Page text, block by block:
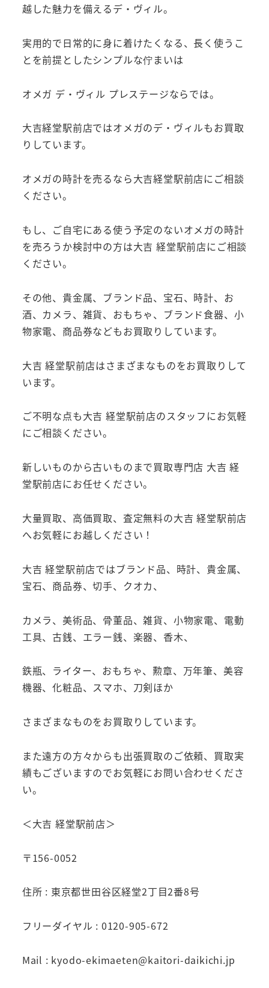
越した魅力を備えるデ・ヴィル。
実用的で日常的に身に着けたくなる、長く使うこ
とを前提としたシンプルな佇まいは
オメガ デ・ヴィル プレステージならでは。
大吉経堂駅前店ではオメガのデ・ヴィルもお買取
りしています。
オメガの時計を売るなら大吉経堂駅前店にご相談
ください。
もし、ご自宅にある使う予定のないオメガの時計
を売ろうか検討中の方は大吉 経堂駅前店にご相談
ください。
その他、貴金属、ブランド品、宝石、時計、お
酒、カメラ、雑貨、おもちゃ、ブランド食器、小
物家電、商品券などもお買取りしています。
大吉 経堂駅前店はさまざまなものをお買取りして
います。
ご不明な点も大吉 経堂駅前店のスタッフにお気軽
にご相談ください。
新しいものから古いものまで買取専門店 大吉 経
堂駅前店にお任せください。
大量買取、高価買取、査定無料の大吉 経堂駅前店
へお気軽にお越しください！
大吉 経堂駅前店ではブランド品、時計、貴金属、
宝石、商品券、切手、クオカ、
カメラ、美術品、骨董品、雑貨、小物家電、電動
工具、古銭、エラー銭、楽器、香木、
鉄瓶、ライター、おもちゃ、勲章、万年筆、美容
機器、化粧品、スマホ、刀剣ほか
さまざまなものをお買取りしています。
また遠方の方々からも出張買取のご依頼、買取実
績もございますのでお気軽にお問い合わせくださ
い。
＜大吉 経堂駅前店＞
〒156-0052
住所 : 東京都世田谷区経堂2丁目2番8号
フリーダイヤル : 0120-905-672
Mail : kyodo-ekimaeten@kaitori-daikichi.jp